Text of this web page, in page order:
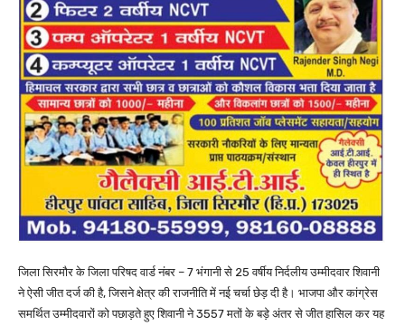
जिला सिरमौर के जिला परिषद वार्ड नंबर – 7 भंगानी से 25 वर्षीय निर्दलीय उम्मीदवार शिवानी
ने ऐसी जीत दर्ज की है, जिसने क्षेत्र की राजनीति में नई चर्चा छेड़ दी है। भाजपा और कांग्रेस
समर्थित उम्मीदवारों को पछाड़ते हुए शिवानी ने 3557 मतों के बड़े अंतर से जीत हासिल कर यह